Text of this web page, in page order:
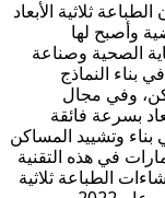
ثلاثية الأبعاد
وأصبح لها
الصحية وصناعة
بناء النماذج
وفي مجال
بسرعة فائقة
وتشييد المساكن
في هذه التقنية
الطباعة ثلاثية